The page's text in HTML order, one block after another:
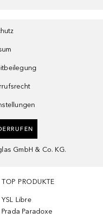
GmbH & Co. KG.
TOP PRODUKTE
YSL Libre
Prada Paradoxe